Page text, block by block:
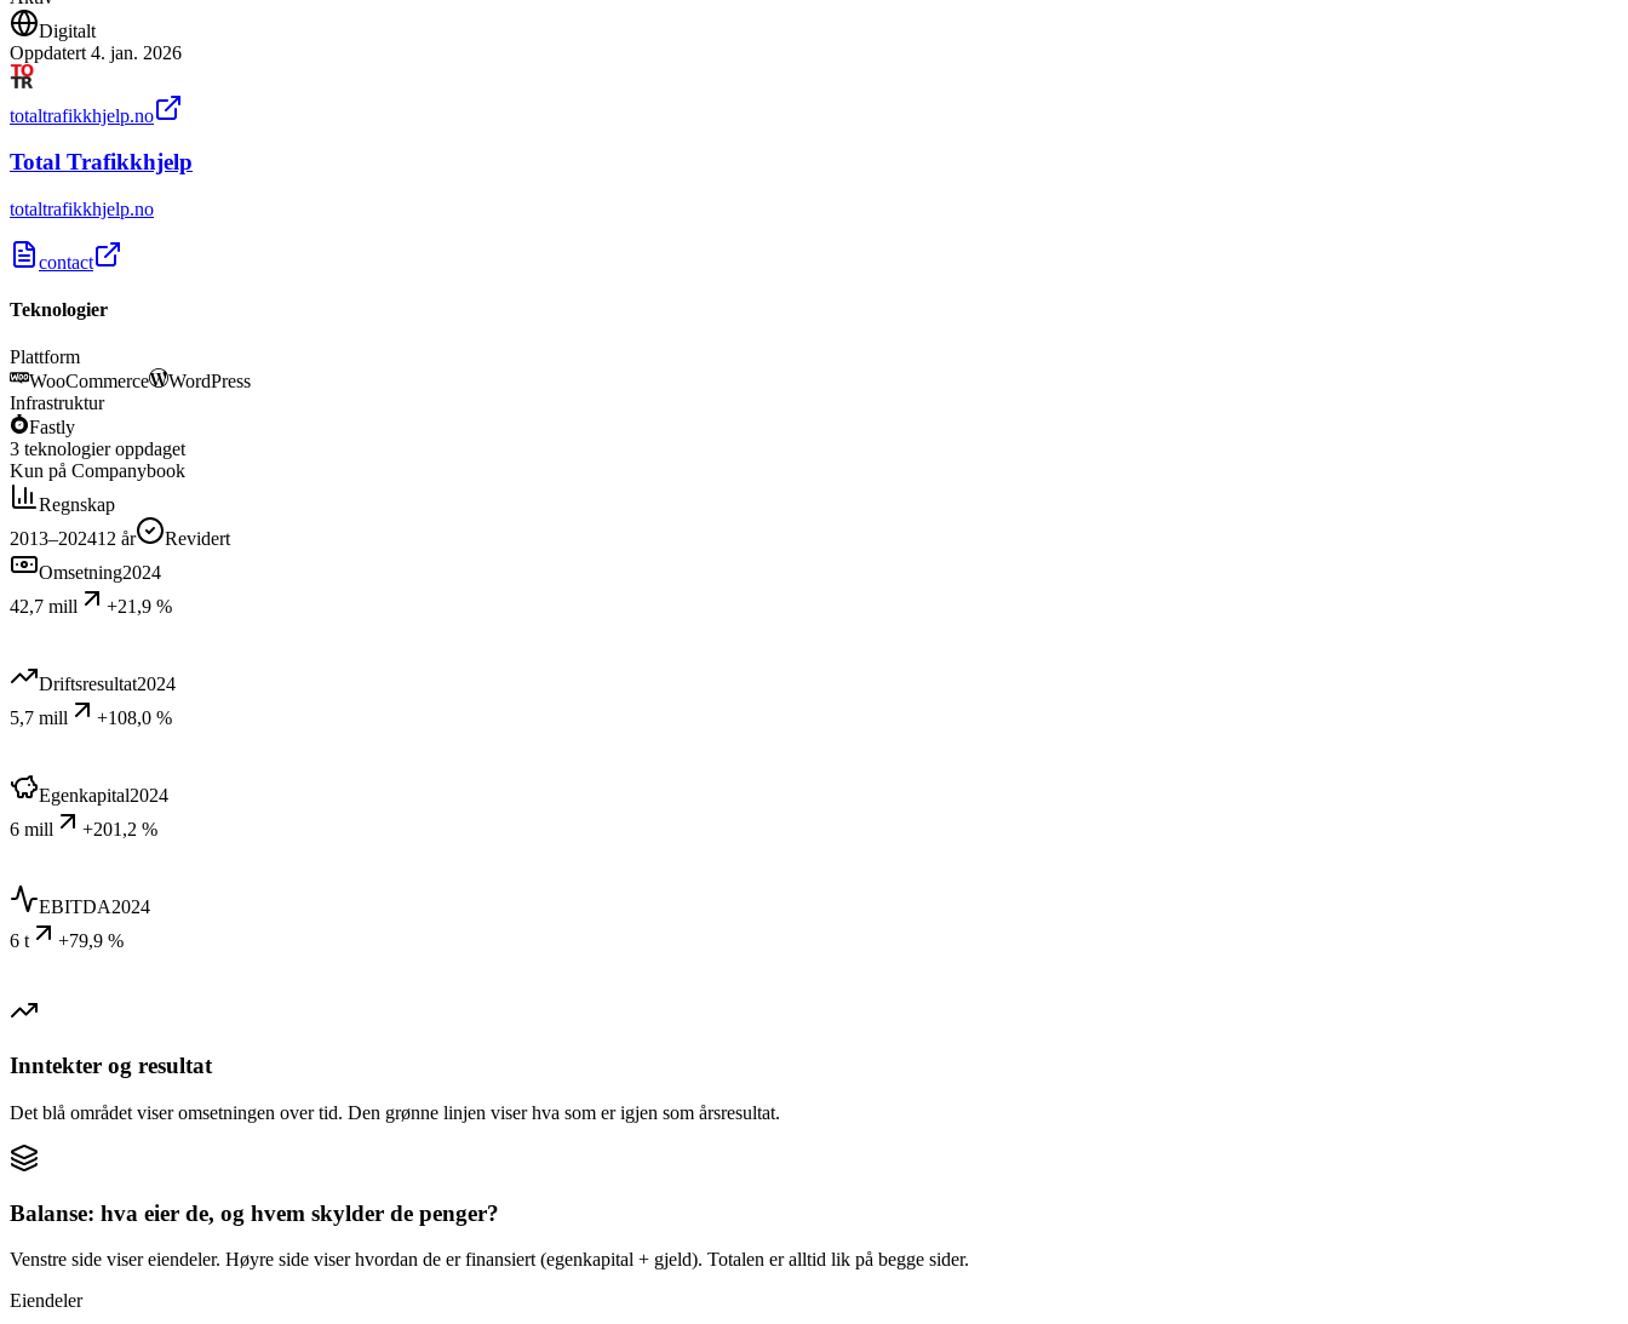
Digitalt
Oppdatert 4. jan. 2026
totaltrafikkhjelp.no
Total Trafikkhjelp
totaltrafikkhjelp.no
contact
Teknologier
Plattform
WooCommerce
WordPress
Infrastruktur
Fastly
3 teknologier oppdaget
Kun på Companybook
Regnskap
2013–202412 år
Revidert
Omsetning2024
42,7 mill
+21,9 %
Driftsresultat2024
5,7 mill
+108,0 %
Egenkapital2024
6 mill
+201,2 %
EBITDA2024
6 t
+79,9 %
Inntekter og resultat
Det blå området viser omsetningen over tid. Den grønne linjen viser hva som er igjen som årsresultat.
Balanse: hva eier de, og hvem skylder de penger?
Venstre side viser eiendeler. Høyre side viser hvordan de er finansiert (egenkapital + gjeld). Totalen er alltid lik på begge sider.
Eiendeler